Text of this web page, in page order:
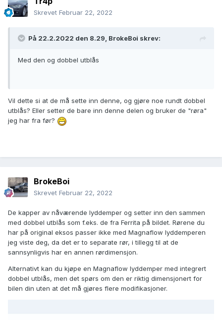
Skrevet Februar 22, 2022
På 22.2.2022 den 8.29, BrokeBoi skrev:
Med den og dobbel utblås
Vil dette si at de må sette inn denne, og gjøre noe rundt dobbel
utblås? Eller setter de bare inn denne delen og bruker de "røra"
jeg har fra før?
BrokeBoi
Skrevet Februar 22, 2022
De kapper av nåværende lyddemper og setter inn den sammen
med dobbel utblås som f.eks. de fra Ferrita på bildet. Rørene du
har på original eksos passer ikke med Magnaflow lyddemperen
jeg viste deg, da det er to separate rør, i tillegg til at de
sannsynligvis har en annen rørdimensjon.
Alternativt kan du kjøpe en Magnaflow lyddemper med integrert
dobbel utblås, men det spørs om den er riktig dimensjonert for
bilen din uten at det må gjøres flere modifikasjoner.